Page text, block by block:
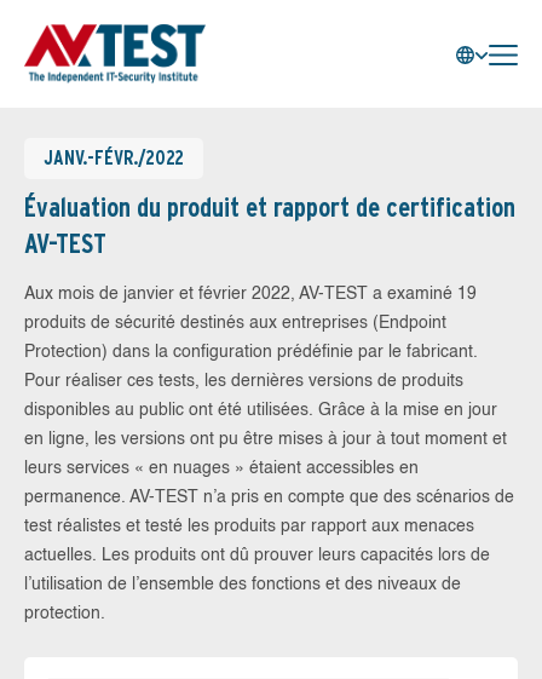
JANV.-FÉVR./2022
Évaluation du produit et rapport de certification
AV-TEST
Aux mois de janvier et février 2022, AV-TEST a examiné 19
produits de sécurité destinés aux entreprises (Endpoint
Protection) dans la configuration prédéfinie par le fabricant.
Pour réaliser ces tests, les dernières versions de produits
disponibles au public ont été utilisées. Grâce à la mise en jour
en ligne, les versions ont pu être mises à jour à tout moment et
leurs services « en nuages » étaient accessibles en
permanence. AV-TEST n’a pris en compte que des scénarios de
test réalistes et testé les produits par rapport aux menaces
actuelles. Les produits ont dû prouver leurs capacités lors de
l’utilisation de l’ensemble des fonctions et des niveaux de
protection.